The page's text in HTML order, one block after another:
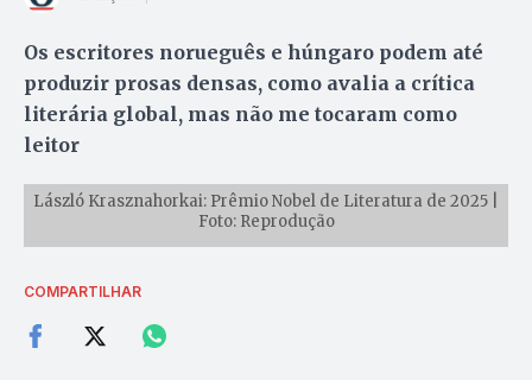
Os escritores norueguês e húngaro podem até
produzir prosas densas, como avalia a crítica
literária global, mas não me tocaram como
leitor
László Krasznahorkai: Prêmio Nobel de Literatura de 2025 |
Foto: Reprodução
COMPARTILHAR